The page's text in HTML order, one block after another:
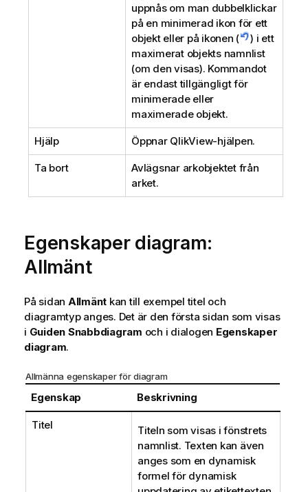
uppnås om man dubbelklickar
på en minimerad ikon för ett
objekt eller på ikonen (
) i ett
maximerat objekts namnlist
(om den visas). Kommandot
är endast tillgängligt för
minimerade eller
maximerade objekt.
Hjälp Öppnar QlikView-hjälpen.
Ta bort
Avlägsnar arkobjektet från
arket.
Egenskaper diagram:
Allmänt
På sidan Allmänt kan till exempel titel och
diagramtyp anges. Det är den första sidan som visas
i Guiden Snabbdiagram och i dialogen Egenskaper
diagram.
Allmänna egenskaper för diagram
Egenskap Beskrivning
Titel
Titeln som visas i fönstrets
namnlist. Texten kan även
anges som en dynamisk
formel för dynamisk